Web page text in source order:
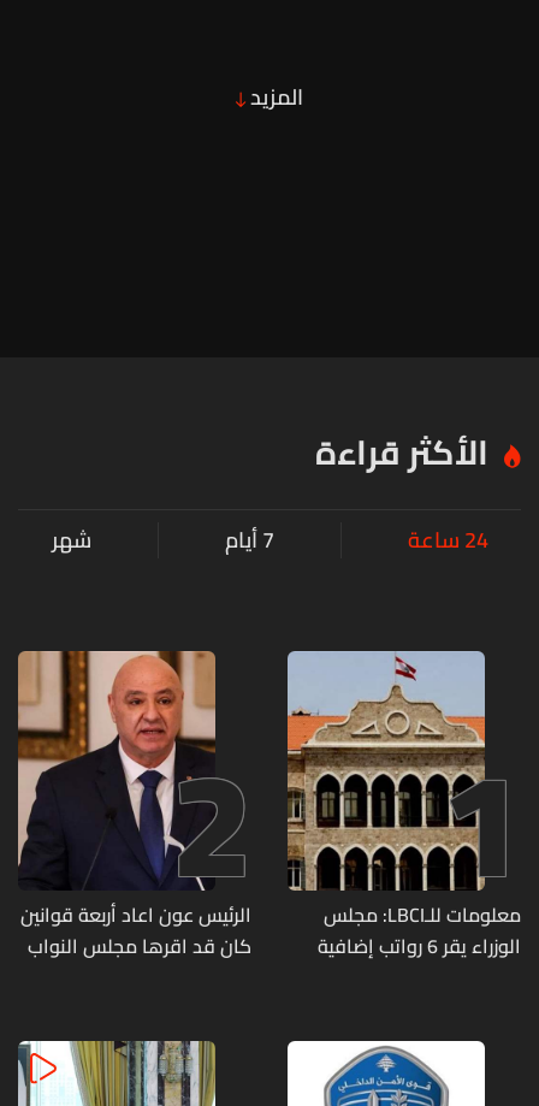
المزيد
الأكثر قراءة
24 ساعة 7 أيام شهر
1
معلومات للـLBCI: مجلس
الوزراء يقر 6 رواتب إضافية
منذ آذار
2
الرئيس عون اعاد أربعة قوانين
كان قد اقرها مجلس النواب